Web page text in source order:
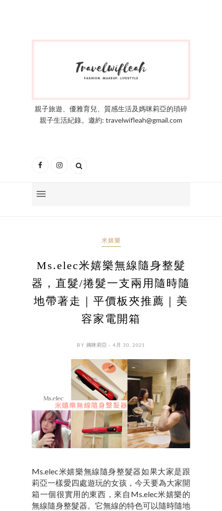
親子旅遊、優雅育兒、質感生活及媽咪莉亞的瑣碎
親子生活紀錄。邀約: travelwifleah@gmail.com
米嬉樂
Ms.elec米嬉樂無線隨身整髮
器，直髮/捲髮一支兩用隨時隨
地帶著走｜平價板夾推薦｜美
容家電開箱
BY 媽咪莉亞 - 4月 30, 2021
Ms.elec米嬉樂無線隨身整髮器如果大家是跟
莉亞一樣愛四處遊玩的女孩，今天要為大家開
箱一個很實用的東西，來自Ms.elec米嬉樂的
無線隨身整髮器。它無線的特色可以隨時隨地